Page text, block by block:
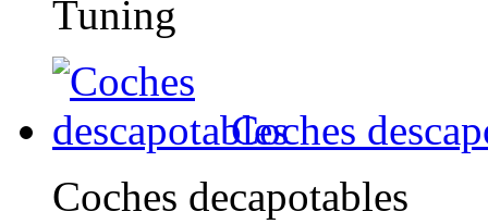
Tuning
Coches
Coches decapotables